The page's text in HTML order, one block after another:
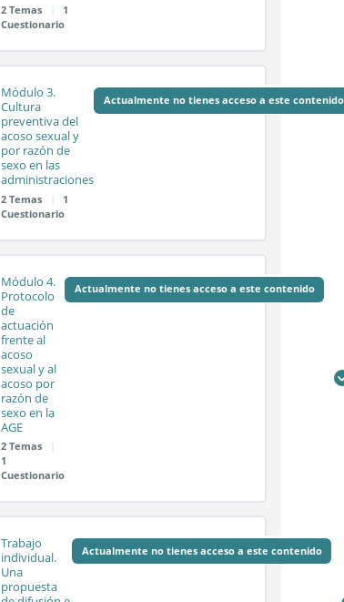
Test módulo 1
2 Temas
1
Cuestionario
Módulo
0%
COMPLETADO
0/2
Sesión síncrona 2.1
Sesión síncrona 2.2
Test módulo 2
Módulo 3.
Cultura
preventiva del
acoso sexual y
por razón de
sexo en las
administraciones
2 Temas
1
Cuestionario
Actualmente no tienes acceso a este contenido
Módulo
COMPLETADO pasos
Sesión síncrona 3.1
Sesión síncrona 3.2
Módulo 4.
Protocolo
de
actuación
frente al
acoso
sexual y al
acoso por
razón de
sexo en la
AGE
2 Temas
1
Cuestionario
Actualmente no tienes acceso a este contenido
Módulo
0%
COMPLETADO
0/2
pasos
Trabajo
individual.
Una
propuesta
Actualmente no tienes acceso a este contenido